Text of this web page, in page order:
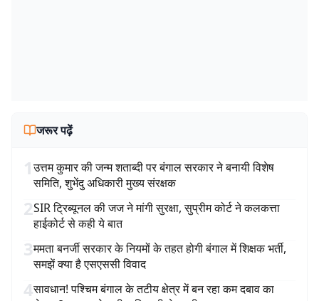
जरूर पढ़ें
1उत्तम कुमार की जन्म शताब्दी पर बंगाल सरकार ने बनायी विशेष
समिति, शुभेंदु अधिकारी मुख्य संरक्षक
2SIR ट्रिब्यूनल की जज ने मांगी सुरक्षा, सुप्रीम कोर्ट ने कलकत्ता
हाईकोर्ट से कही ये बात
3ममता बनर्जी सरकार के नियमों के तहत होगी बंगाल में शिक्षक भर्ती,
समझें क्या है एसएससी विवाद
4सावधान! पश्चिम बंगाल के तटीय क्षेत्र में बन रहा कम दबाव का